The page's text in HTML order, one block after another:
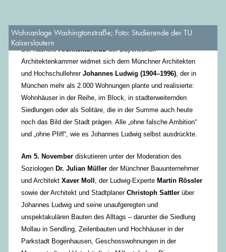
Wohnanlage Washingtonstraße; Foto: Studierende der TU
Kaiserslautern
DernächsteArchitekturclubder Bayerischen
Architektenkammer widmet sich dem Münchner Architekten
und Hochschullehrer Johannes Ludwig (1904–1996) , der in
München mehr als 2.000 Wohnungen plante und realisierte:
Wohnhäuser in der Reihe, im Block, in stadterweiternden
Siedlungen oder als Solitäre, die in der Summe auch heute
noch das Bild der Stadt prägen. Alle „ohne falsche Ambition“
und „ohne Pfiff“, wie es Johannes Ludwig selbst ausdrückte.
Am 5. November diskutieren unter der Moderation des
Soziologen Dr. Julian Müller der Münchner Bauunternehmer
und Architekt Xaver Moll , der Ludwig-Experte Martin Rössler
sowie der Architekt und Stadtplaner Christoph Sattler über
Johannes Ludwig und seine unaufgeregten und
unspektakulären Bauten des Alltags – darunter die Siedlung
Mollau in Sendling, Zeilenbauten und Hochhäuser in der
Parkstadt Bogenhausen, Geschosswohnungen in der